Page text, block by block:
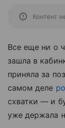
Контент
Все еще ни о
зашла в
приняла за
самом деле
схватки — и
уже держала